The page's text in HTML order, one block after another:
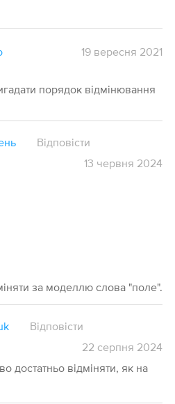
19 вересня 2021
порядок відмінювання
Відповісти
13 червня 2024
за моделлю слова "поле".
Відповісти
22 серпня 2024
достатньо відміняти, як на